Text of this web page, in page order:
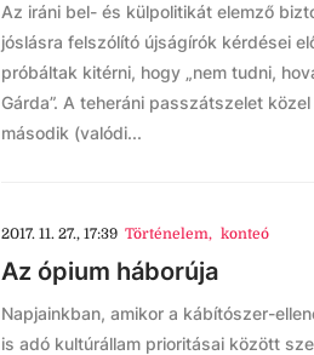
Az iráni bel- és külpolitikát elemző
jóslásra felszólító újságírók kérdései
próbáltak kitérni, hogy „nem tudni,
Gárda”. A teheráni passzátszelet
második (valódi...
2017. 11. 27., 17:39 Történelem, konteó
Az ópium háborúja
Napjainkban, amikor a kábítószer-
is adó kultúrállam prioritásai között